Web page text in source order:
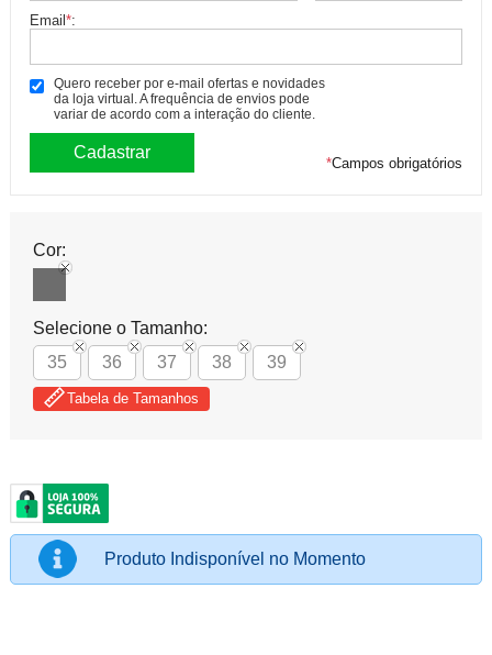
Email*:
Quero receber por e-mail ofertas e novidades
da loja virtual. A frequência de envios pode
variar de acordo com a interação do cliente.
*Campos obrigatórios
Cor:
Selecione o Tamanho:
35
36 37 38 39
Tabela de Tamanhos
Produto Indisponível no Momento